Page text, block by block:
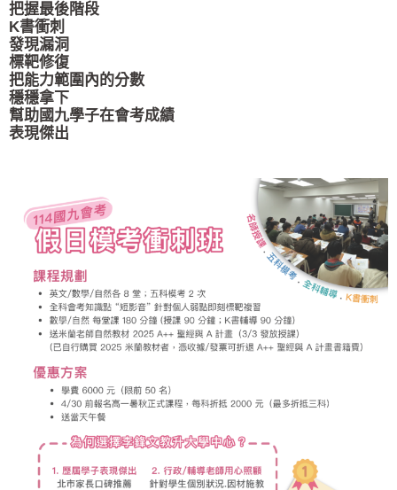
把握最後階段
K書衝刺
發現漏洞
標靶修復
把能力範圍內的分數
穩穩拿下
幫助國九學子在會考成績
表現傑出